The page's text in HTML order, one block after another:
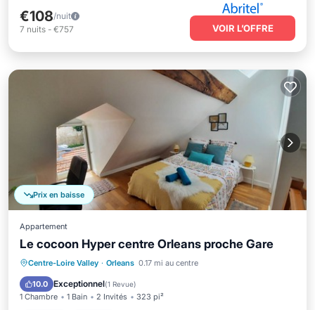
€108/nuit
7 nuits - €757 VOIR L’OFFRE
Prix en baisse
Appartement
Le cocoon Hyper centre Orleans proche Gare
Centre-Loire Valley · Orleans 0.17 mi au centre
10.0 Exceptionnel(1 Revue)
1 Chambre 1 Bain 2 Invités 323 pi²
Parking Cuisine
Internet
Blanchisserie